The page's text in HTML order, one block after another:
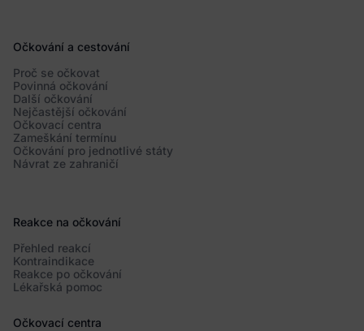
Očkování a cestování
Proč se očkovat
Povinná očkování
Další očkování
Nejčastější očkování
Očkovací centra
Zameškání termínu
Očkování pro jednotlivé státy
Návrat ze zahraničí
Reakce na očkování
Přehled reakcí
Kontraindikace
Reakce po očkování
Lékařská pomoc
Očkovací centra